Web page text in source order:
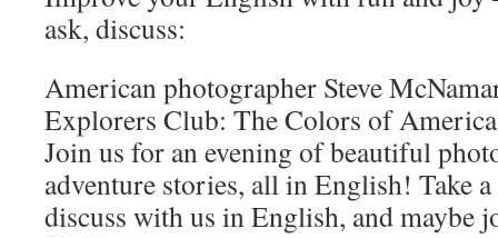
ask, discuss:
American photographer Steve
Explorers Club: The Colors of
Join us for an evening of beautiful
adventure stories, all in English! Take
discuss with us in English, and maybe